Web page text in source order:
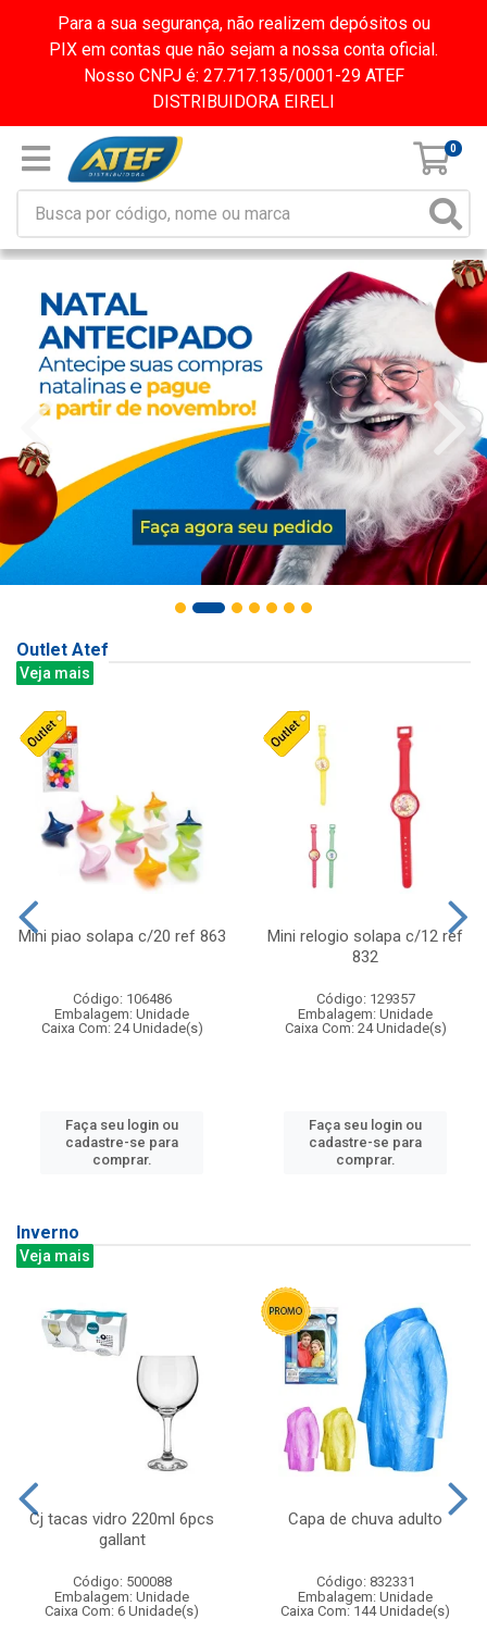
Para a sua segurança, não realizem depósitos ou
PIX em contas que não sejam a nossa conta oficial.
Nosso CNPJ é: 27.717.135/0001-29 ATEF
DISTRIBUIDORA EIRELI
0
Outlet Atef
Veja mais
Mini piao solapa c/20 ref 863
Código: 106486
Embalagem: Unidade
Caixa Com: 24 Unidade(s)
Faça seu login ou
cadastre-se para
comprar.
Mini relogio solapa c/12 ref
832
Código: 129357
Embalagem: Unidade
Caixa Com: 24 Unidade(s)
Faça seu login ou
cadastre-se para
comprar.
Inverno
Veja mais
Cj tacas vidro 220ml 6pcs
gallant
Código: 500088
Embalagem: Unidade
Caixa Com: 6 Unidade(s)
Capa de chuva adulto
Código: 832331
Embalagem: Unidade
Caixa Com: 144 Unidade(s)